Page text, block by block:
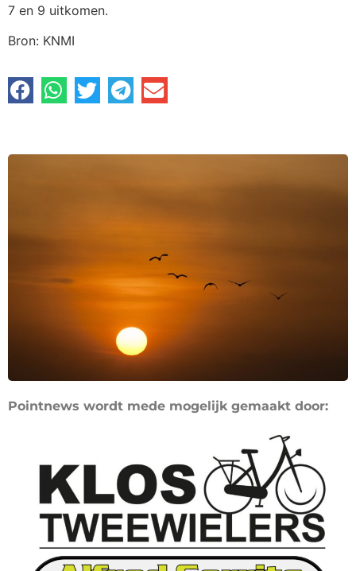
7 en 9 uitkomen.
Bron: KNMI
Pointnews wordt mede mogelijk gemaakt door: